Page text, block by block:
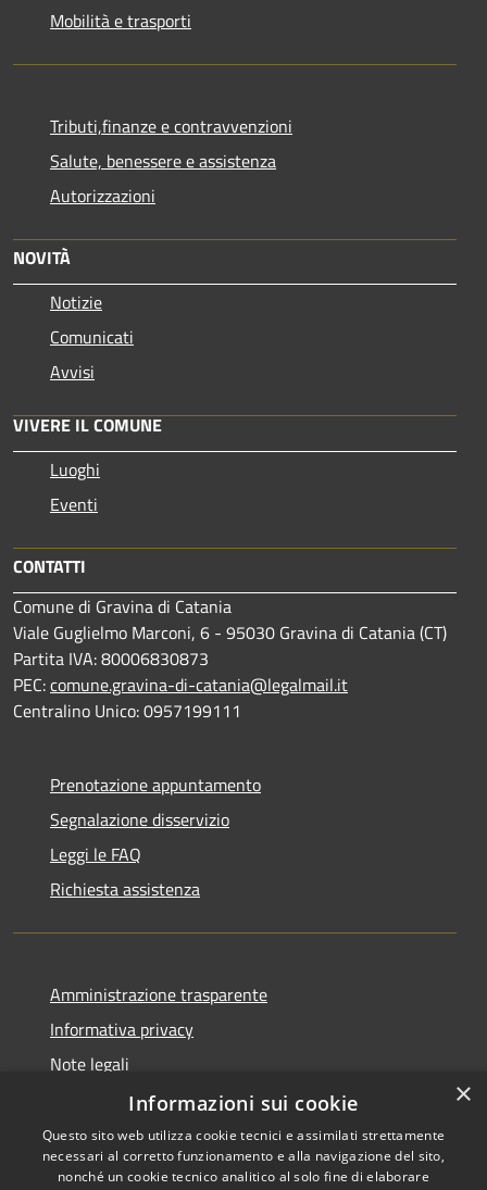
Mobilità e trasporti
Tributi,finanze e contravvenzioni
Salute, benessere e assistenza
Autorizzazioni
NOVITÀ
Notizie
Comunicati
Avvisi
VIVERE IL COMUNE
Luoghi
Eventi
CONTATTI
Comune di Gravina di Catania
Viale Guglielmo Marconi, 6 - 95030 Gravina di Catania (CT)
Partita IVA: 80006830873
PEC:comune.gravina-di-catania@legalmail.it
Centralino Unico: 0957199111
Prenotazione appuntamento
Segnalazione disservizio
Leggi le FAQ
Richiesta assistenza
Amministrazione trasparente
Informativa privacy
Note legali
Dichiarazione di accessibilità
×
Informazioni sui cookie
Questo sito web utilizza cookie tecnici e assimilati strettamente
necessari al corretto funzionamento e alla navigazione del sito,
nonché un cookie tecnico analitico al solo fine di elaborare